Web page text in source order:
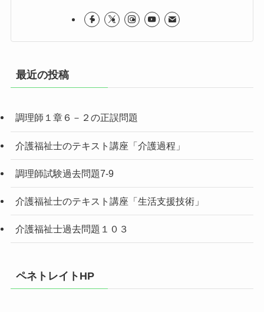
最近の投稿
調理師１章６－２の正誤問題
介護福祉士のテキスト講座「介護過程」
調理師試験過去問題7-9
介護福祉士のテキスト講座「生活支援技術」
介護福祉士過去問題１０３
ペネトレイトHP